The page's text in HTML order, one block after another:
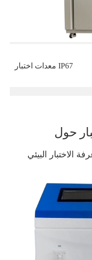
معدات اختبار IP67
الاختبار البيئي